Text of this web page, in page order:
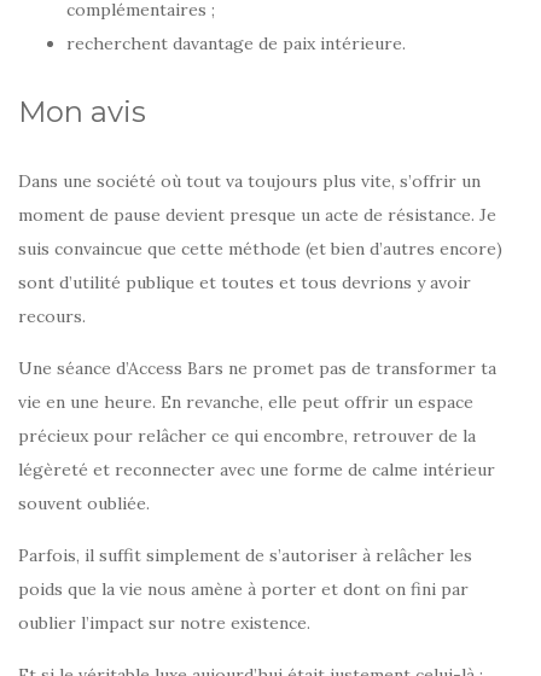
complémentaires ;
recherchent davantage de paix intérieure.
Mon avis
Dans une société où tout va toujours plus vite, s’offrir un
moment de pause devient presque un acte de résistance. Je
suis convaincue que cette méthode (et bien d’autres encore)
sont d’utilité publique et toutes et tous devrions y avoir
recours.
Une séance d’Access Bars ne promet pas de transformer ta
vie en une heure. En revanche, elle peut offrir un espace
précieux pour relâcher ce qui encombre, retrouver de la
légèreté et reconnecter avec une forme de calme intérieur
souvent oubliée.
Parfois, il suffit simplement de s’autoriser à relâcher les
poids que la vie nous amène à porter et dont on fini par
oublier l’impact sur notre existence.